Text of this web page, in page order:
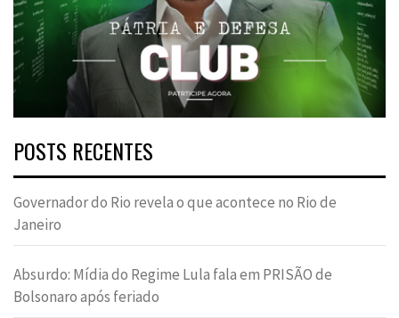
POSTS RECENTES
Governador do Rio revela o que acontece no Rio de
Janeiro
Absurdo: Mídia do Regime Lula fala em PRISÃO de
Bolsonaro após feriado